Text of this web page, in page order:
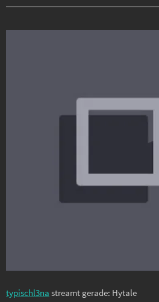
typischl3na streamt gerade: Hytale